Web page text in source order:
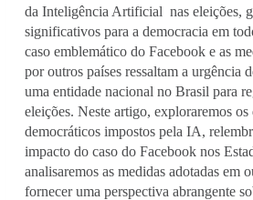
da Inteligência Artificial nas eleições,
significativos para a democracia em
caso emblemático do Facebook e as
por outros países ressaltam a urgência
uma entidade nacional no Brasil para
eleições. Neste artigo, exploraremos os
democráticos impostos pela IA,
impacto do caso do Facebook nos
analisaremos as medidas adotadas em
fornecer uma perspectiva abrangente